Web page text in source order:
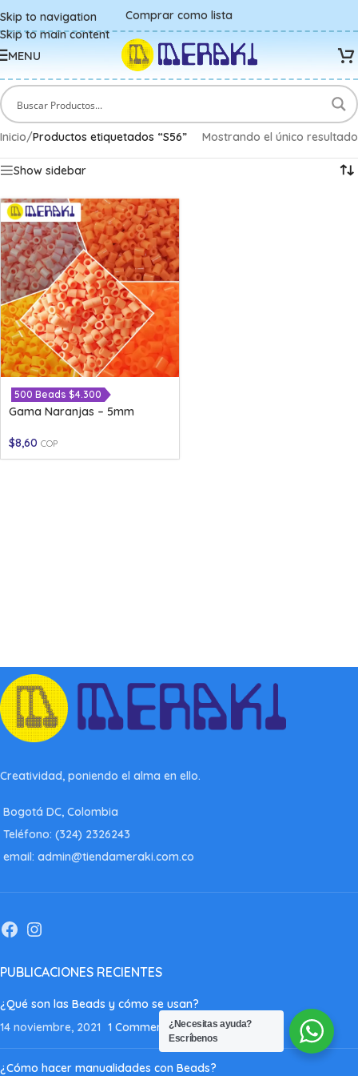
Skip to navigation
Skip to main content
Comprar como lista
MENU
Inicio/Productos etiquetados “S56” Mostrando el único resultado
Show sidebar
500 Beads $4.300
Gama Naranjas – 5mm
$8,60 COP
Creatividad, poniendo el alma en ello.
Bogotá DC, Colombia
Teléfono: (324) 2326243
email: admin@tiendameraki.com.co
PUBLICACIONES RECIENTES
¿Qué son las Beads y cómo se usan?
14 noviembre, 2021 1 Comment
¿Cómo hacer manualidades con Beads?
¿Necesitas ayuda?
Escríbenos